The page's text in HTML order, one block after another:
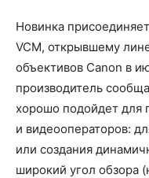
Новинка
VCM, открывшему
объективов Canon в
производитель
хорошо подойдет для
и видеооператоров:
или создания
широкий угол обзора